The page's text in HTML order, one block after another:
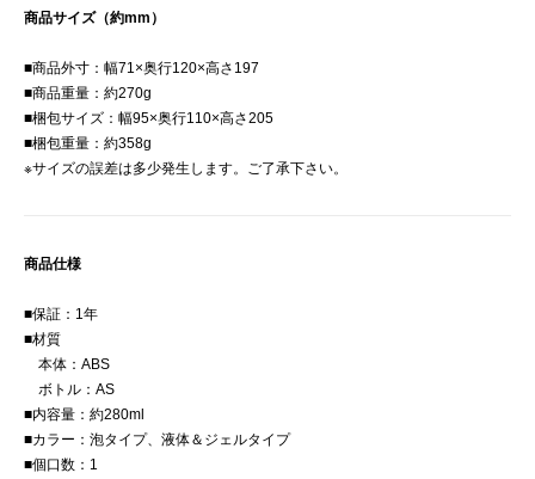
商品サイズ（約mm）
■商品外寸：幅71×奥行120×高さ197
■商品重量：約270g
■梱包サイズ：幅95×奥行110×高さ205
■梱包重量：約358g
※サイズの誤差は多少発生します。ご了承下さい。
商品仕様
■保証：1年
■材質
本体：ABS
ボトル：AS
■内容量：約280ml
■カラー：泡タイプ、液体＆ジェルタイプ
■個口数：1